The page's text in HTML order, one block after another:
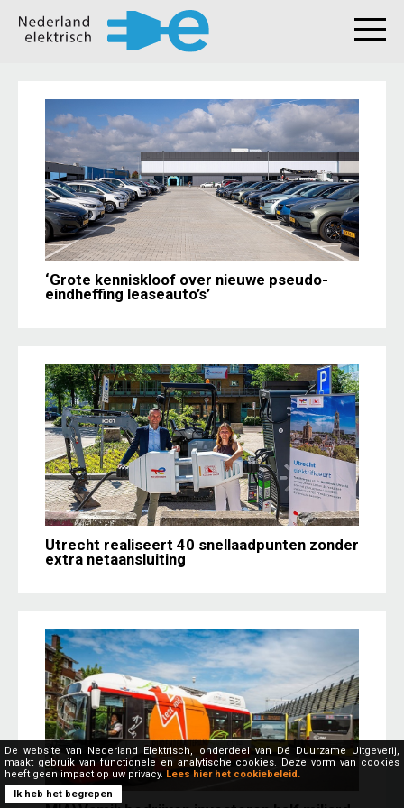
‘Grote kenniskloof over nieuwe pseudo-
eindheffing leaseauto’s’
Utrecht realiseert 40 snellaadpunten zonder
extra netaansluiting
De website van Nederland Elektrisch, onderdeel van Dé Duurzame Uitgeverij,
maakt gebruik van functionele en analytische cookies. Deze vorm van cookies
heeft geen impact op uw privacy. Lees hier het cookiebeleid.
Ik heb het begrepen